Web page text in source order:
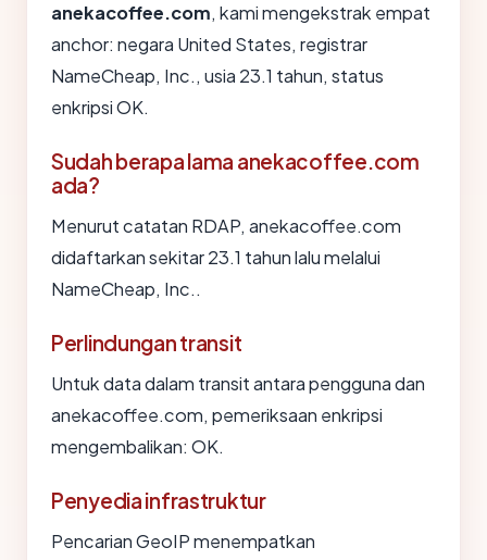
anekacoffee.com, kami mengekstrak empat
anchor: negara United States, registrar
NameCheap, Inc., usia 23.1 tahun, status
enkripsi OK.
Sudah berapa lama anekacoffee.com
ada?
Menurut catatan RDAP, anekacoffee.com
didaftarkan sekitar 23.1 tahun lalu melalui
NameCheap, Inc..
Perlindungan transit
Untuk data dalam transit antara pengguna dan
anekacoffee.com, pemeriksaan enkripsi
mengembalikan: OK.
Penyedia infrastruktur
Pencarian GeoIP menempatkan